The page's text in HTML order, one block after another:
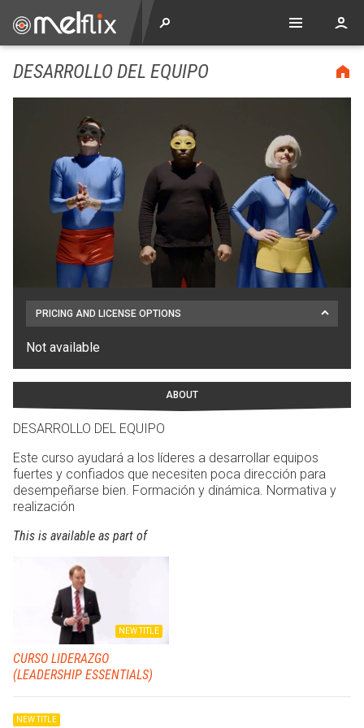
DESARROLLO DEL EQUIPO
PRICING AND LICENSE OPTIONS
Not available
ABOUT
DESARROLLO DEL EQUIPO
Este curso ayudará a los líderes a desarrollar equipos
fuertes y confiados que necesiten poca dirección para
desempeñarse bien. Formación y dinámica. Normativa y
realización
This is available as part of
CURSO LIDERAZGO
(LEADERSHIP ESSENTIALS)
NEW TITLE
NEW TITLE